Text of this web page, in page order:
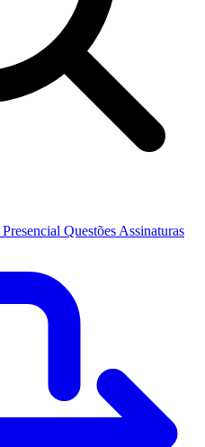
Presencial Questões Assinaturas